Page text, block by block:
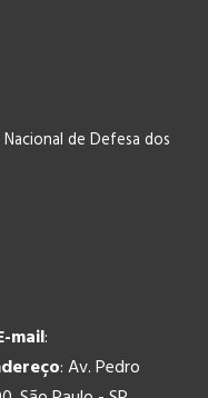
de Defesa dos
mail:
: Av. Pedro